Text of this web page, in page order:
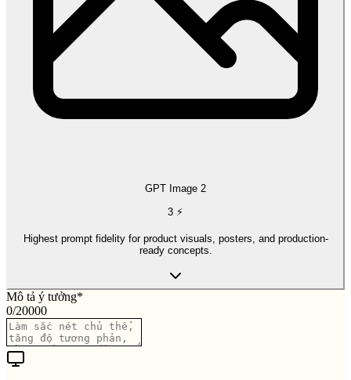
GPT Image 2
3 ⚡
Highest prompt fidelity for product visuals, posters, and production-
ready concepts.
Mô tả ý tưởng*
0/20000